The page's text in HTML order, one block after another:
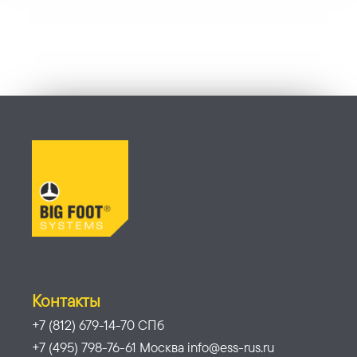
Контакты
+7 (812) 679-14-70 СПб
+7 (495) 798-76-61 Москва info@ess-rus.ru